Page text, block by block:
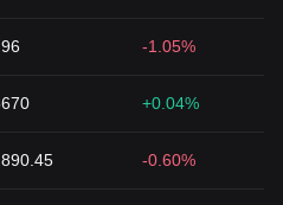
-1.05%
+0.04%
-0.60%